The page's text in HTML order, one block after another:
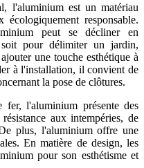
l'aluminium est un matériau
responsable.
peut se décliner en
pour délimiter un jardin,
une touche esthétique à
à l'installation, il convient de
la pose de clôtures.
l'aluminium présente des
aux intempéries, de
plus, l'aluminium offre une
En matière de design, les
pour son esthétisme et